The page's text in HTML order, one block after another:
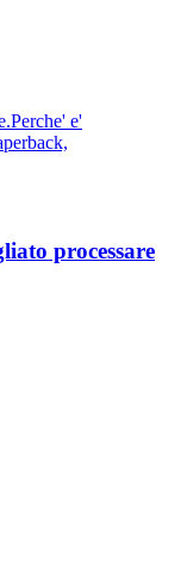
e'
processare